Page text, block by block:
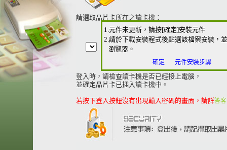
請選取晶片卡所在之讀卡機：
登入時，請檢查讀卡機是否已經接上電腦，
並確定晶片卡已插入讀卡機中。
若按下登入按鈕沒有出現輸入密碼的畫面，請詳答
1.元件未更新，請按[確定]安裝元件
2.請於下載安裝程式後點選該檔案安裝，
瀏覽器。
確定 元件安裝步驟